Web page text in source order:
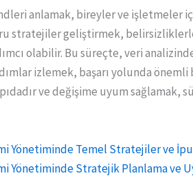
anlamak, bireyler ve işletmeler
stratejiler geliştirmek,
olabilir. Bu süreçte, veri
izlemek, başarı yolunda
ve değişime uyum
Yönetiminde Temel Stratejiler ve
Yönetiminde Stratejik Planlama ve